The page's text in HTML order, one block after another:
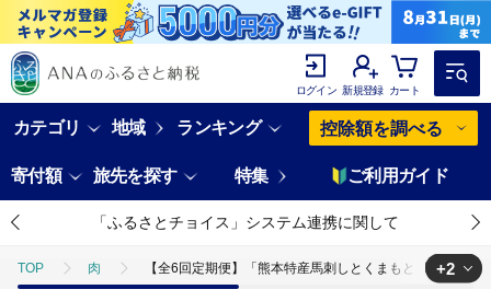
ログイン 新規登録 カート
カテゴリ 地域 ランキング 控除額を調べる
寄付額 旅先を探す 特集 ご利用ガイド
「ふるさとチョイス」システム連携に関して
TOP 肉 【全6回定期便】「熊本特産馬刺しとくまもと黒毛和牛
+2